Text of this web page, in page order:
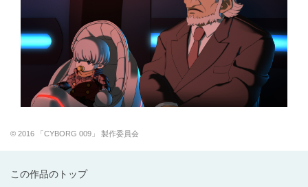
この作品のトップ
© 2016 「CYBORG 009」 製作委員会